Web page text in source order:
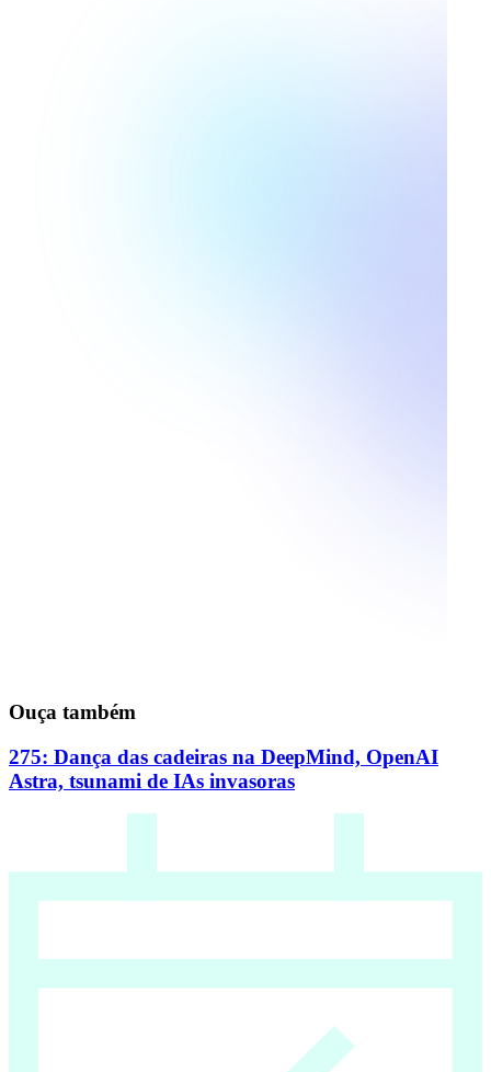
Ouça também
275: Dança das cadeiras na DeepMind, OpenAI
Astra, tsunami de IAs invasoras